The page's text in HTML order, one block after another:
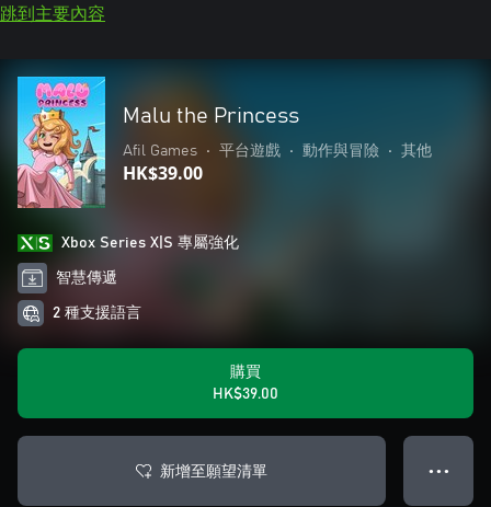
跳到主要內容
Malu the Princess
Afil Games • 平台遊戲 • 動作與冒險 • 其他
HK$39.00
Xbox Series X|S 專屬強化
智慧傳遞
2 種支援語言
購買
HK$39.00
新增至願望清單 ● ● ●